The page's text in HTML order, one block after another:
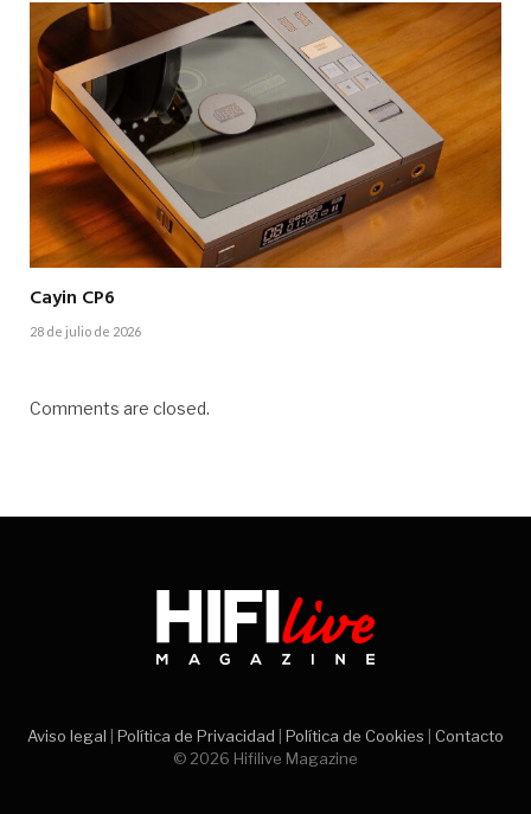
Cayin CP6
28 de julio de 2026
Comments are closed.
Aviso legal Política de Privacidad Política de Cookies
Contacto
© 2026 Hifilive Magazine